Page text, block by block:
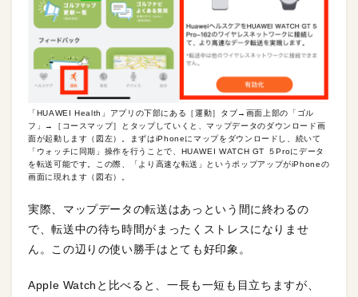
「HUAWEI Health」アプリの下部にある［運動］タブ→画面上部の「ゴル
フ」→［コースマップ］とタップしていくと、マップデータのダウンロード画
面が起動します（図左）。まずはiPhoneにマップをダウンロードし、続いて
「ウォッチに同期」操作を行うことで、HUAWEI WATCH GT ５Proにデータ
を転送可能です。この際、「より高速な転送」というポップアップがiPhoneの
画面に現れます（図右）。
実際、マップデータの転送はあっという間に終わるの
で、転送中の待ち時間がまったくストレスになりませ
ん。この辺りの使い勝手はとても好印象。
Apple Watchと比べると、一長も一短も目立ちますが、